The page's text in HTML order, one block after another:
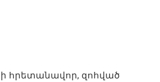
հրետանավոր, զոհված